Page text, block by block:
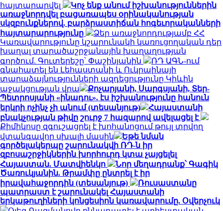
հայտարարվել
Կոչ ենք անում իշխանություններին
առաջնորդվել բացառապես օրինականության
սկզբունքներով. բարձրաստիճան հոգեւորականների
հայտարարությունը
Ձեր առաջնորդությամբ ՀՀ
Կառավարությունը կշարունակի կառուցողական դեր
խաղալ տարածաշրջանային խաղաղության
գործում. Գուտերեշը՝ Փաշինյանին
ՌԴ ԱԳՆ-ում
գնահատել են Լեհաստանի և Ուկրաինայի
տարաձայնությունների ազդեցությունը Կիևին
աջակցության վրա
Քոչարյանի, Սարգսյանի, Տեր-
Պետրոսյանի «ինադու». էս իշխանությունը հանուն
երկրի ոչինչ չի անում (տեսանյութ)
Հայաստանի
բնակչության թիվը շուրջ 7 հազարով ավելացել է
Քիմիկոսը զգուշացրել է խոհանոցում թույլ տրվող
վտանգավոր սխալի մասին
Եթե նման
գործելակերպը շարունակվի ՌԴ-ն իր
զբոսաշրջիկներին խորհուրդ կտա չայցելել
Հայաստան. Մատվիենկո
Նոր մեղադրանք՝ Գագիկ
Ծառուկյանին. Թրամփը ընտրել է իր
իրավահաջորդին (տեսանյութ)
Ռուսաստանը
պատրաստ է շարունակել Հայաստանի
երկաթուղիների կոնցեսիոն կառավարումը. Օվերչուկ